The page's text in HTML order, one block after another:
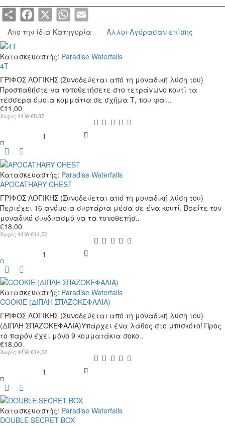
Share Facebook
X WhatsAppEmail
Απο την ίδια Κατηγορία Άλλοι Αγόρασαν επίσης
Κατασκευαστής: Paradise Waterfalls
4T
ΓΡΙΦΟΣ ΛΟΓΙΚΗΣ (Συνοδεύεται από τη μοναδική λύση του)
Προσπαθήστε να τοποθετήσετε στο τετράγωνο κουτί τα
τέσσερα όμοια κομμάτια σε σχήμα Τ, που φαι..
€11,00
Χωρίς ΦΠΑ:€8,87
4T
Κατασκευαστής: Paradise Waterfalls
APOCATHARY CHEST
ΓΡΙΦΟΣ ΛΟΓΙΚΗΣ (Συνοδεύεται από τη μοναδική λύση του)
Περιέχει 16 ανόμοια συρτάρια μέσα σε ένα κουτί. Βρείτε τον
μοναδικό συνδυασμό να τα τοποθετήσ..
€18,00
Χωρίς ΦΠΑ:€14,52
APOCATHARY
CHEST
Κατασκευαστής: Paradise Waterfalls
COOKIE (ΔΙΠΛΗ ΣΠΑΖΟΚΕΦΑΛΙΑ)
ΓΡΙΦΟΣ ΛΟΓΙΚΗΣ (Συνοδεύεται από τη μοναδική λύση του)
(ΔΙΠΛΗ ΣΠΑΖΟΚΕΦΑΛΙΑ)Υπάρχει ένα λάθος στο μπισκότο! Προς
το παρόν έχει μόνο 9 κομματάκια σοκο..
€18,00
Χωρίς ΦΠΑ:€14,52
COOKIE
(ΔΙΠΛΗ
ΣΠΑΖΟΚΕΦΑΛΙΑ)
Κατασκευαστής: Paradise Waterfalls
DOUBLE SECRET BOX